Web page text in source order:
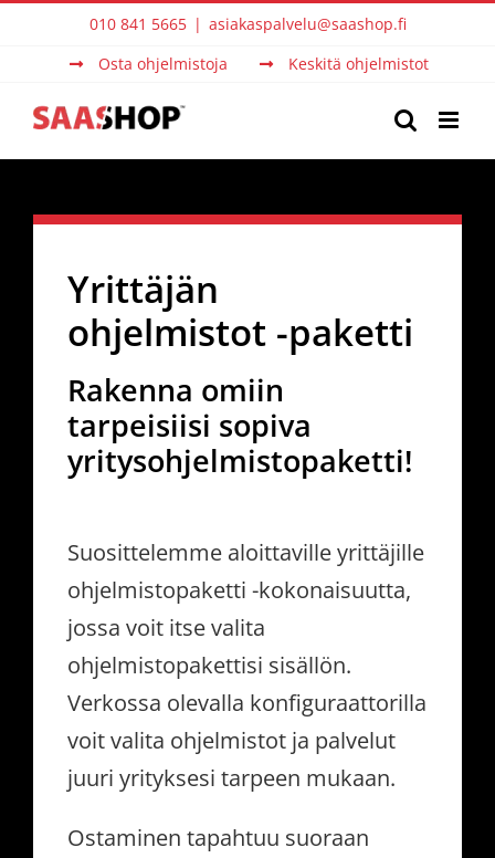
010 841 5665 | asiakaspalvelu@saashop.fi
Osta ohjelmistoja
Keskitä ohjelmistot
Yrittäjän
ohjelmistot -paketti
Rakenna omiin
tarpeisiisi sopiva
yritysohjelmistopaketti!
Suosittelemme aloittaville yrittäjille
ohjelmistopaketti -kokonaisuutta,
jossa voit itse valita
ohjelmistopakettisi sisällön.
Verkossa olevalla konfiguraattorilla
voit valita ohjelmistot ja palvelut
juuri yrityksesi tarpeen mukaan.
Ostaminen tapahtuu suoraan